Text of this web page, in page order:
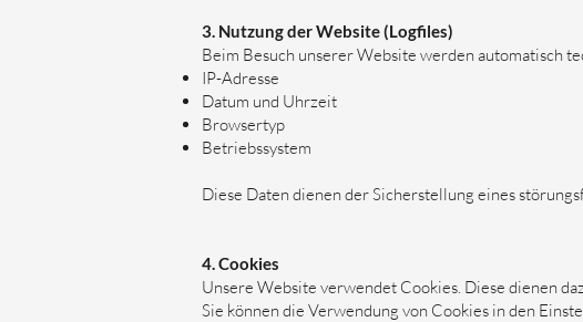
3. Nutzung der Website (Logfiles)
Beim Besuch unserer Website werden automatisch
IP-Adresse
Datum und Uhrzeit
Browsertyp
Betriebssystem
Diese Daten dienen der Sicherstellung eines
4. Cookies
Unsere Website verwendet Cookies. Diese dienen
Sie können die Verwendung von Cookies in den